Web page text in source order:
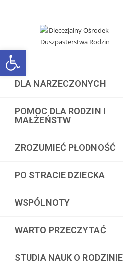
DLA NARZECZONYCH
POMOC DLA RODZIN I
MAŁŻEŃSTW
ZROZUMIEĆ PŁODNOŚĆ
PO STRACIE DZIECKA
WSPÓLNOTY
WARTO PRZECZYTAĆ
STUDIA NAUK O RODZINIE
Open toolbar